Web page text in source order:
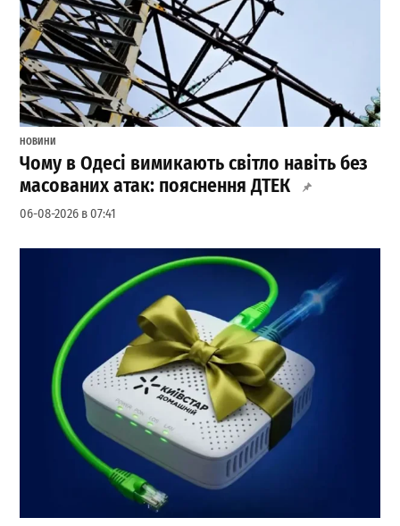
НОВИНИ
Чому в Одесі вимикають світло навіть без
масованих атак: пояснення ДТЕК
06-08-2026 в 07:41